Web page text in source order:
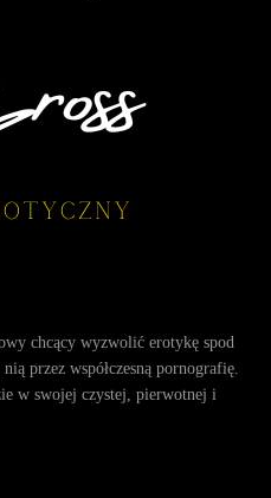
chcący wyzwolić erotykę spod
przez współczesną pornografię.
w swojej czystej, pierwotnej i